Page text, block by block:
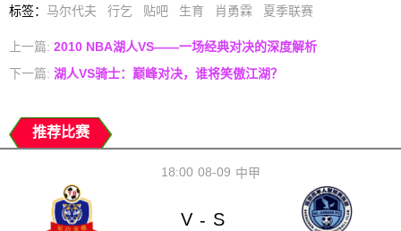
标签： 马尔代夫 行乞 贴吧 生育 肖勇霖 夏季联赛
上一篇: 2010 NBA湖人VS——一场经典对决的深度解析
下一篇: 湖人VS骑士：巅峰对决，谁将笑傲江湖？
推荐比赛
08-09
18:00 中甲
V - S